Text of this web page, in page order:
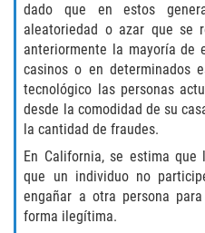
Delincuencia
Derechos
Juveniles
dado que en estos
aleatoriedad o azar que se
anteriormente la mayoría de
casinos o en determinados
tecnológico las personas
desde la comodidad de su
la cantidad de fraudes.
En California, se estima
que un individuo no
engañar a otra persona
forma ilegítima.